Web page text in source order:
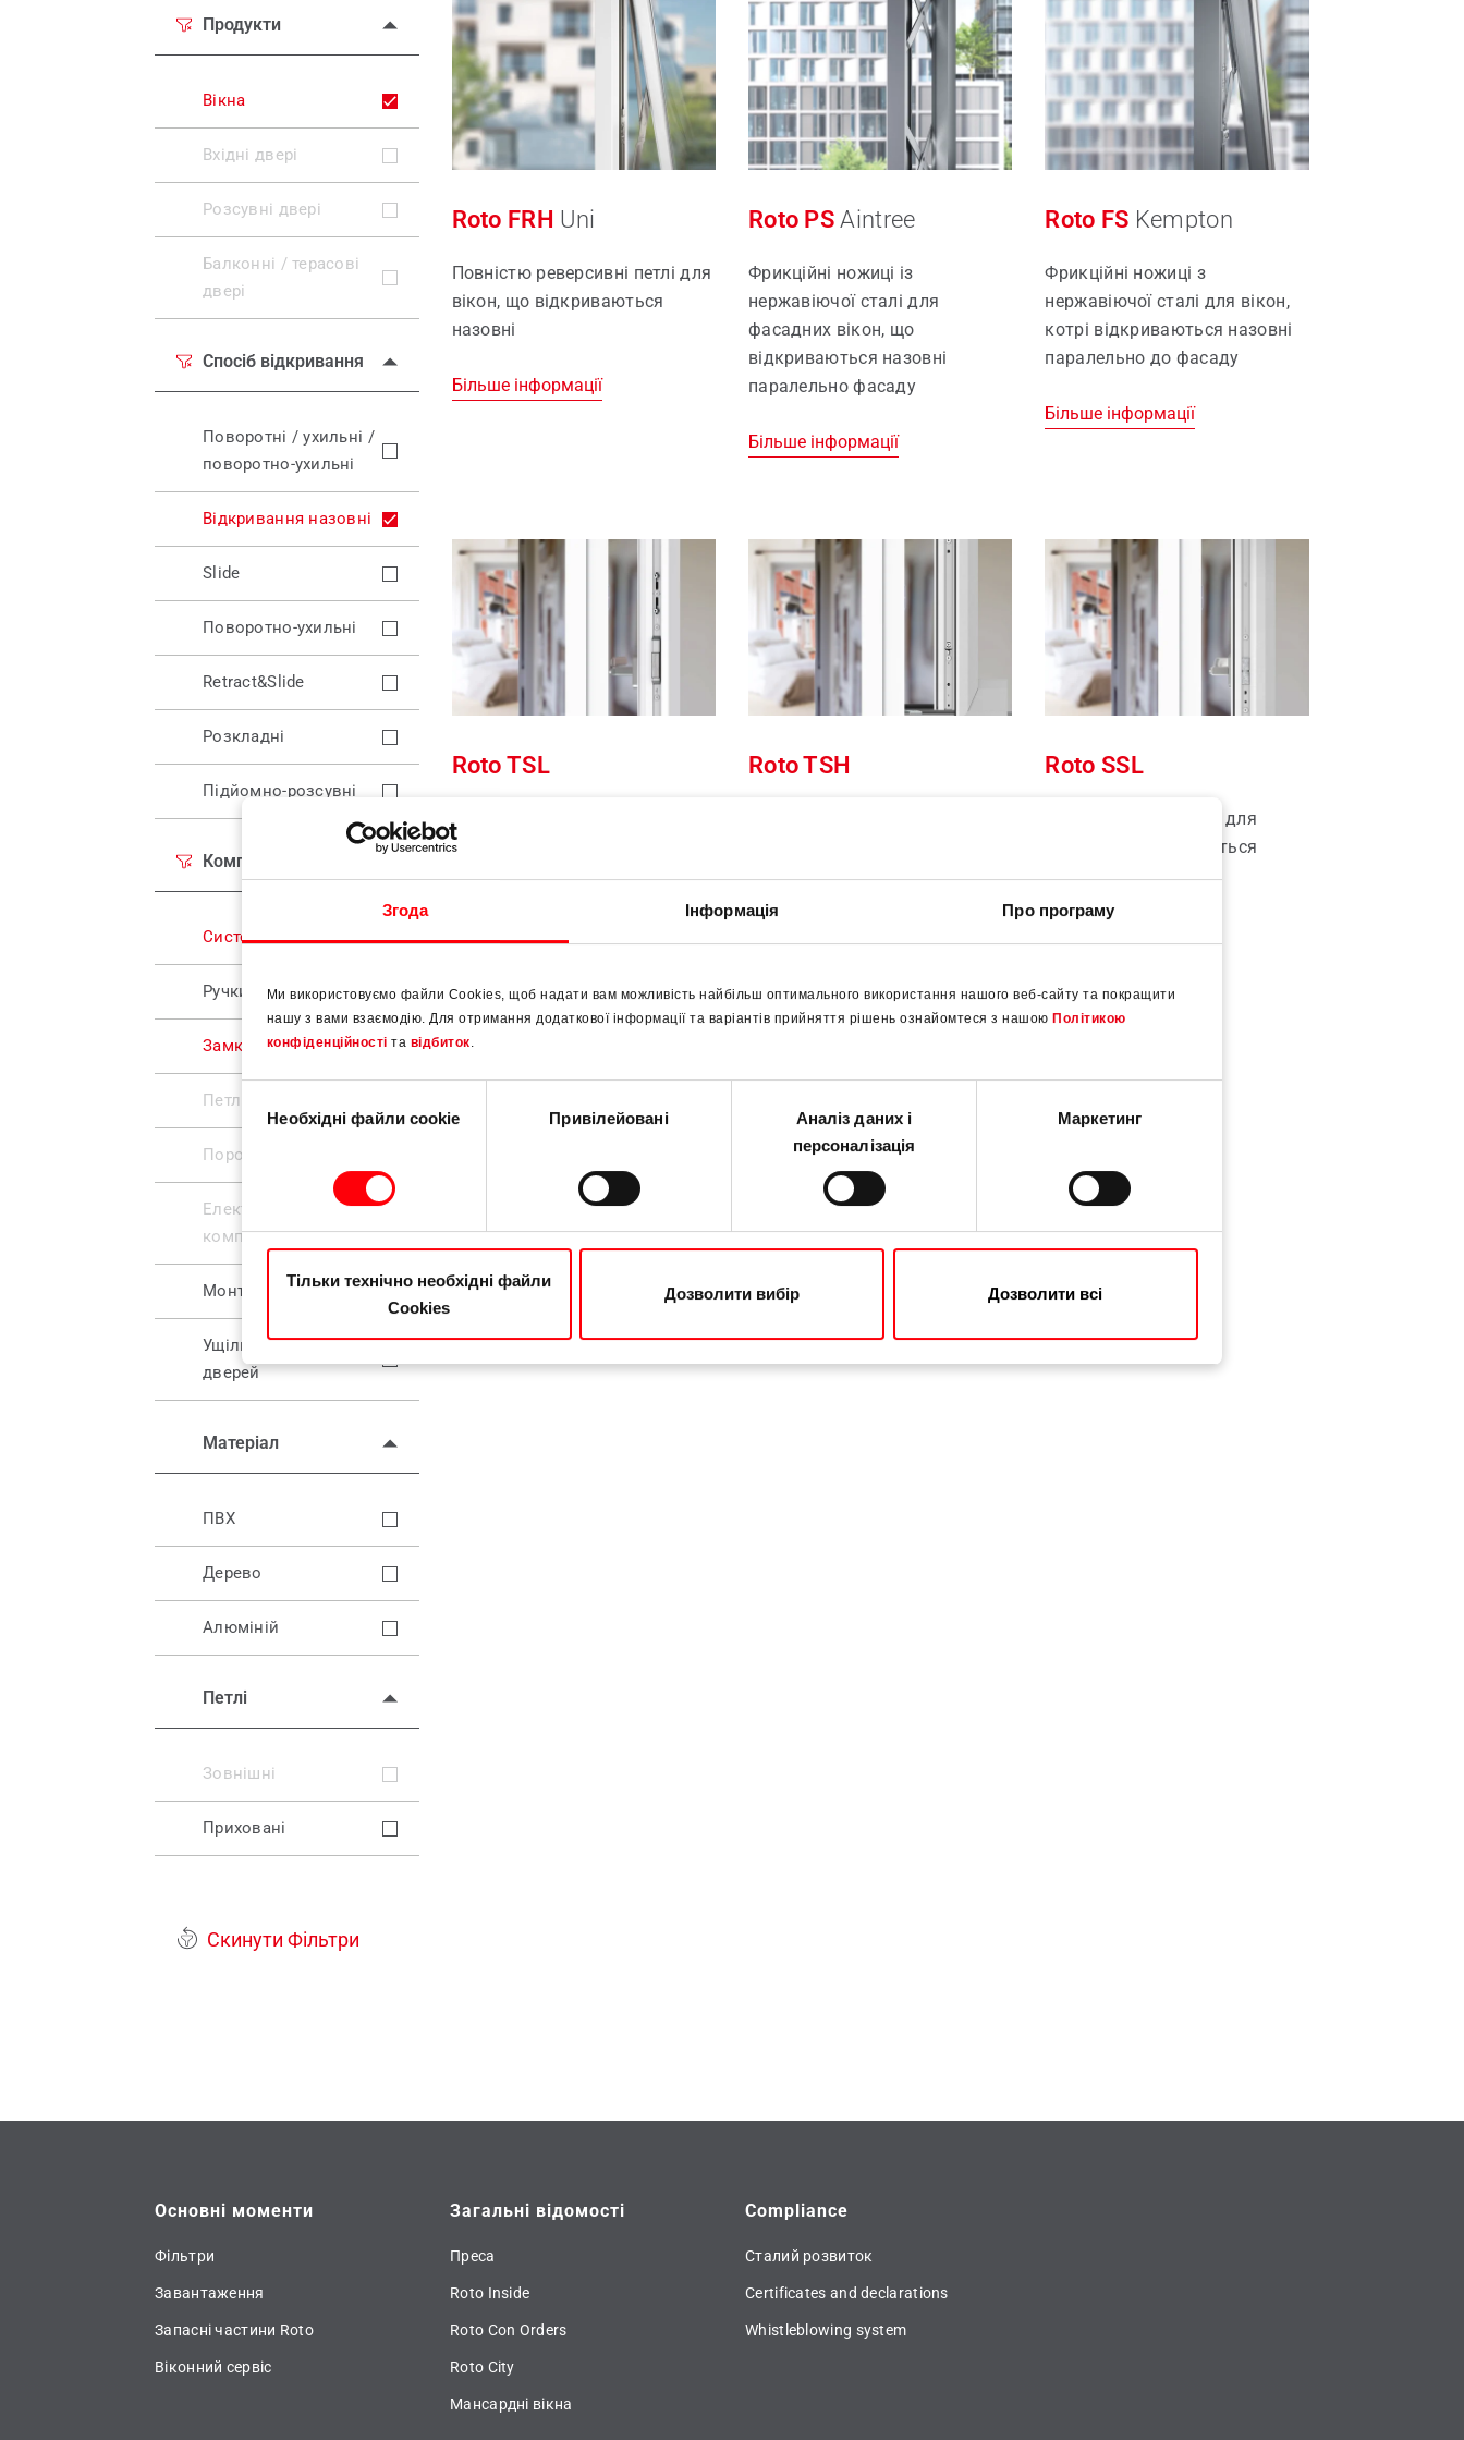
Згода Інформація Про програму
Ми використовуємо файли Cookies, щоб надати вам можливість найбільш оптимального використання нашого веб-сайту та покращити
нашу з вами взаємодію. Для отримання додаткової інформації та варіантів прийняття рішень ознайомтеся з нашою Політикою
конфіденційності та відбиток.
згодиНеобхідні файли cookie Привілейовані
Аналіз даних і
персоналізація
Маркетинг
Тільки технічно необхідні файли
Cookies
Дозволити вибір Дозволити всі
Мансардні вікна
Віконний сервіс
Продукти
Вікна
Bхідні дверi
Розсувні двері
Балконні / терасові
двері
Спосіб відкривання
Поворотні / ухильні /
поворотно-ухильні
Відкривання назовні
Slide
Поворотно-ухильні
Retract&Slide
Розкладні
Підйомно-розсувні
Компоненти
Системи фурнітури
Ручки
Замки
Петлі
Пороги
Електронні
компоненти
Монтаж та скління
Ущільнення для
дверей
Матеріал
ПВХ
Дерево
Алюміній
Петлі
Зовнішні
Приховані
Скинути Фільтри
Roto FRH Uni
Повністю реверсивні петлі для
вікон, що відкриваються
назовні
Більше інформації
Roto PS Aintree
Фрикційні ножиці із
нержавіючої сталі для
фасадних вікон, що
відкриваються назовні
паралельно фасаду
Більше інформації
Roto FS Kempton
Фрикційні ножиці з
нержавіючої сталі для вікон,
котрі відкриваються назовні
паралельно до фасаду
Більше інформації
Roto TSL
Протизламні приводи для
вікон, що відкриваються
назовні
Roto TSH
відкриваються назовні
Roto SSL
Стандартний привод для
вікон, що відкриваються
назовні
Основні моменти
Фільтри
Завантаження
Запасні частини Roto
Віконний сервіс
Загальні відомості
Преса
Roto Inside
Roto Con Orders
Roto City
Мансардні вікна
Compliance
Сталий розвиток
Certificates and declarations
Whistleblowing system